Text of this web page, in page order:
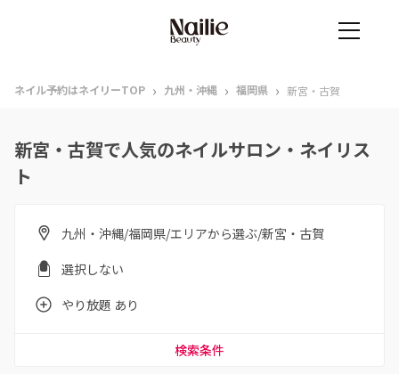
ネイル予約はネイリーTOP › 九州・沖縄 › 福岡県 › 新宮・古賀
新宮・古賀で人気のネイルサロン・ネイリス
ト
九州・沖縄/福岡県/エリアから選ぶ/新宮・古賀
選択しない
やり放題 あり
検索条件